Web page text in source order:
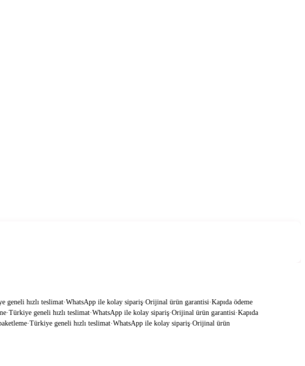
hızlı teslimat·WhatsApp ile kolay sipariş·Orijinal ürün garantisi·Kapıda ödeme
·Türkiye geneli hızlı teslimat·WhatsApp ile kolay sipariş·Orijinal ürün garantisi·Kapıda
·Türkiye geneli hızlı teslimat·WhatsApp ile kolay sipariş·Orijinal ürün